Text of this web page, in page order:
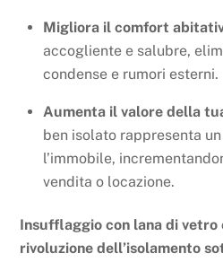
Migliora il comfort
accogliente e salubre,
condense e rumori esterni.
Aumenta il valore della
ben isolato rappresenta
l’immobile,
vendita o locazione.
Insufflaggio con lana di vetro
rivoluzione dell’isolamento